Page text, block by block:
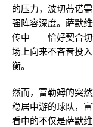
的压力，波切蒂诺
强阵容深度。萨默
传中——恰好契合切
场上向来不吝啬投
衡。
然而，富勒姆的突
稳居中游的球队，
看中的不仅是萨默